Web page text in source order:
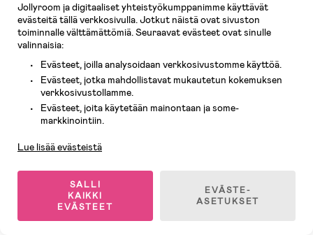
Silikoni One Size Pyöreä,
Jollyroom ja digitaaliset yhteistyökumppanimme käyttävät
evästeitä tällä verkkosivulla. Jotkut näistä ovat sivuston
toiminnalle välttämättömiä. Seuraavat evästeet ovat sinulle
valinnaisia:
Evästeet, joilla analysoidaan verkkosivustomme käyttöä.
Evästeet, jotka mahdollistavat mukautetun kokemuksen
verkkosivustollamme.
Evästeet, joita käytetään mainontaan ja some-
markkinointiin.
Lue lisää evästeistä
SALLI
KAIKKI
EVÄSTEET
EVÄSTE-
ASETUKSET